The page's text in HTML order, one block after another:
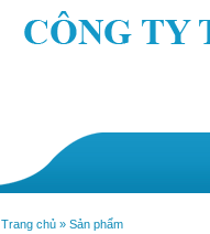
Trang chủ » Sản phẩm